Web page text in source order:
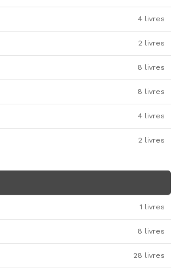
4 livres
2 livres
8 livres
8 livres
4 livres
2 livres
1 livres
8 livres
28 livres